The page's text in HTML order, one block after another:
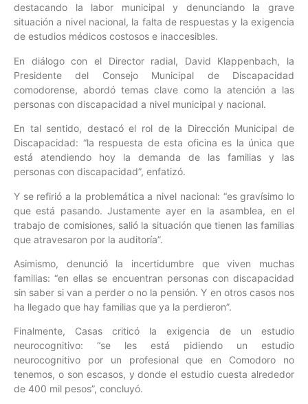
destacando la labor municipal y denunciando la grave
situación a nivel nacional, la falta de respuestas y la exigencia
de estudios médicos costosos e inaccesibles.
En diálogo con el Director radial, David Klappenbach, la
Presidente del Consejo Municipal de Discapacidad
comodorense, abordó temas clave como la atención a las
personas con discapacidad a nivel municipal y nacional.
En tal sentido, destacó el rol de la Dirección Municipal de
Discapacidad: “la respuesta de esta oficina es la única que
está atendiendo hoy la demanda de las familias y las
personas con discapacidad”, enfatizó.
Y se refirió a la problemática a nivel nacional: “es gravísimo lo
que está pasando. Justamente ayer en la asamblea, en el
trabajo de comisiones, salió la situación que tienen las familias
que atravesaron por la auditoría”.
Asimismo, denunció la incertidumbre que viven muchas
familias: “en ellas se encuentran personas con discapacidad
sin saber si van a perder o no la pensión. Y en otros casos nos
ha llegado que hay familias que ya la perdieron”.
Finalmente, Casas criticó la exigencia de un estudio
neurocognitivo: “se les está pidiendo un estudio
neurocognitivo por un profesional que en Comodoro no
tenemos, o son escasos, y donde el estudio cuesta alrededor
de 400 mil pesos”, concluyó.